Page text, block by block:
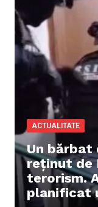
ACTUALITATE
Un bărbat
reținut de
terorism.
planificat